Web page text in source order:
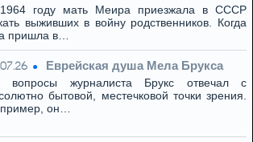
году мать Меира приезжала в СССР
выживших в войну родственников. Когда
пришла в…
Eвpeйская душа Мела Брукса
вопросы журналиста Брукс отвечал с
бытовой, местечковой точки зрения.
он…